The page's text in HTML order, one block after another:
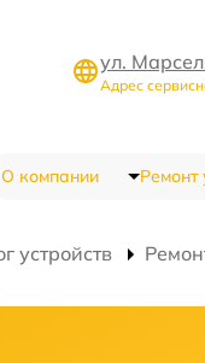
ул.
Адрес
О компании Ремонт
устройств